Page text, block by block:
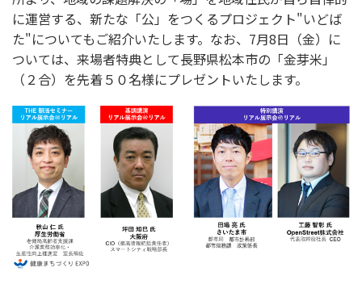
に運営する、新たな「公」をつくるプロジェクト"いどば
た"についてもご紹介いたします。なお、7月8日（金）に
ついては、来場者特典として長野県松本市の「金芽米」
（２合）を先着５０名様にプレゼントいたします。